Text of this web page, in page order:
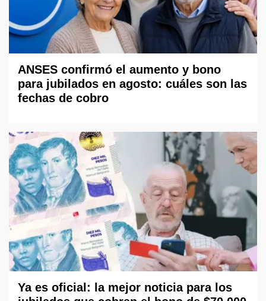
ANSES confirmó el aumento y bono
para jubilados en agosto: cuáles son las
fechas de cobro
Ya es oficial: la mejor noticia para los